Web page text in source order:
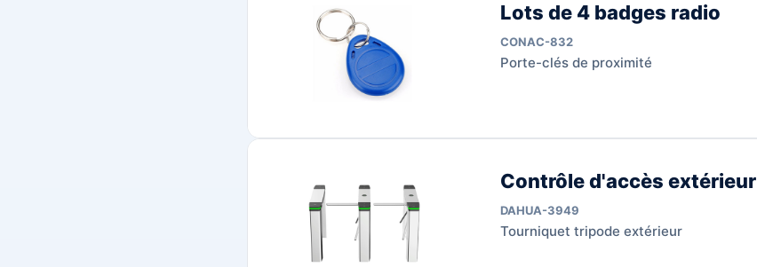
Lots de 4 badges radio
CONAC-832
Porte-clés de proximité
Contrôle d'accès extérieur
DAHUA-3949
Tourniquet tripode extérieur